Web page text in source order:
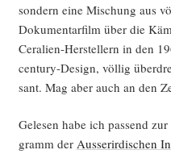
son­dern eine Mischung aus
Doku­men­tar­film über die
Cera­li­en-Her­stel­lern in den
cen­tu­ry-Design, völ­lig
sant. Mag aber auch an den
Gele­sen habe ich pas­send
gramm der Aus­ser­ir­di­schen